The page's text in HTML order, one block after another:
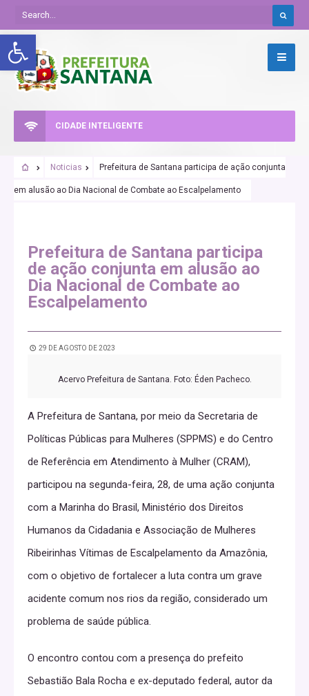
Abrir a barra de ferramentas
CIDADE INTELIGENTE
Noticias Prefeitura de Santana participa de ação conjunta
em alusão ao Dia Nacional de Combate ao Escalpelamento
Prefeitura de Santana participa
de ação conjunta em alusão ao
Dia Nacional de Combate ao
Escalpelamento
29 DE AGOSTO DE 2023
Acervo Prefeitura de Santana. Foto: Éden Pacheco.
A Prefeitura de Santana, por meio da Secretaria de
Políticas Públicas para Mulheres (SPPMS) e do Centro
de Referência em Atendimento à Mulher (CRAM),
participou na segunda-feira, 28, de uma ação conjunta
com a Marinha do Brasil, Ministério dos Direitos
Humanos da Cidadania e Associação de Mulheres
Ribeirinhas Vítimas de Escalpelamento da Amazônia,
com o objetivo de fortalecer a luta contra um grave
acidente comum nos rios da região, considerado um
problema de saúde pública.
O encontro contou com a presença do prefeito
Sebastião Bala Rocha e ex-deputado federal, autor da